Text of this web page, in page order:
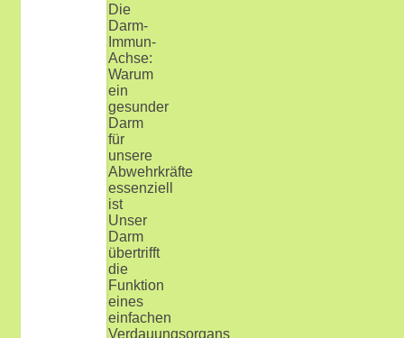
Die
Darm-
Immun-
Achse:
Warum
ein
gesunder
Darm
für
unsere
Abwehrkräfte
essenziell
ist
Unser
Darm
übertrifft
die
Funktion
eines
einfachen
Verdauungsorgans